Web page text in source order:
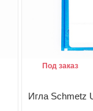
Игла Schmetz
Под заказ